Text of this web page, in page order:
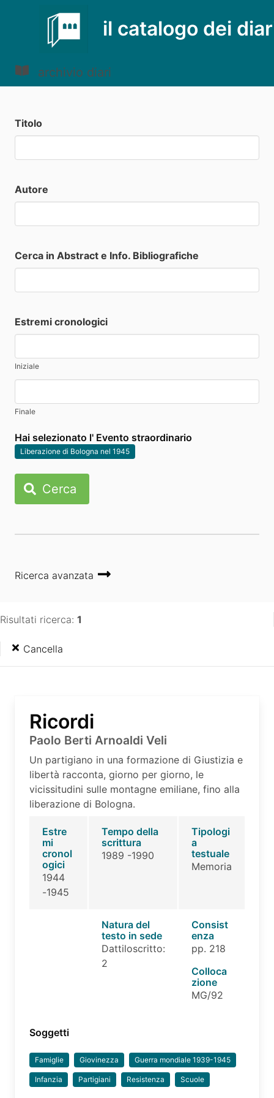
il catalogo dei
archivio diari
Titolo
Autore
Cerca in Abstract e Info. Bibliografiche
Estremi cronologici
Iniziale
Finale
Hai selezionato l' Evento straordinario
Liberazione di Bologna nel 1945
Cerca
Ricerca avanzata
Risultati ricerca: 1
Cancella
Ricordi
Paolo Berti Arnoaldi Veli
Un partigiano in una formazione di Giustizia e
libertà racconta, giorno per giorno, le
vicissitudini sulle montagne emiliane, fino alla
liberazione di Bologna.
Estre
mi
cronol
ogici
1944
-1945
Tempo della
scrittura
1989 -1990
Tipologi
a
testuale
Memoria
Natura del
testo in sede
Dattiloscritto:
2
Consist
enza
pp. 218
Colloca
zione
MG/92
Soggetti
Famiglie Giovinezza Guerra mondiale 1939-1945
Infanzia Partigiani Resistenza Scuole